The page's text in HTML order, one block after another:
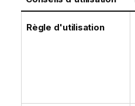
Règle d'utilisation